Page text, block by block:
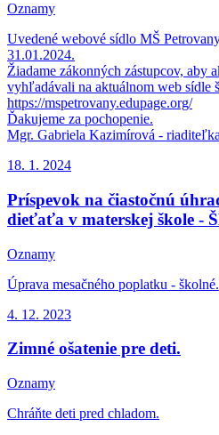
Oznamy
Uvedené webové sídlo MŠ
31.01.2024.
Žiadame zákonných zástupcov, aby
vyhľadávali na aktuálnom web sídle
https://mspetrovany.edupage.org/
Ďakujeme za pochopenie.
Mgr. Gabriela Kazimírová -
18. 1. 2024
Príspevok na čiastočnú
dieťaťa v materskej škole -
Oznamy
Úprava mesačného poplatku - školné.
4. 12. 2023
Zimné ošatenie pre deti.
Oznamy
Chráňte deti pred chladom.